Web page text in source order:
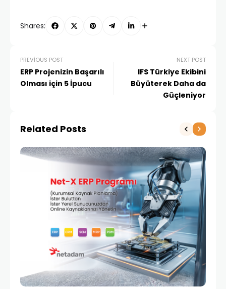
Shares:
PREVIOUS POST
ERP Projenizin Başarılı
Olması için 5 İpucu
NEXT POST
IFS Türkiye Ekibini
Büyüterek Daha da
Güçleniyor
Related Posts